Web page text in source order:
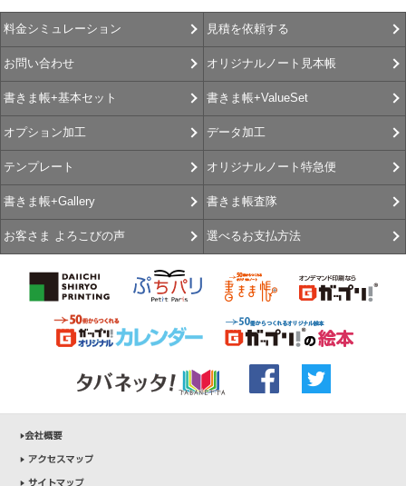
料金シミュレーション 見積を依頼する
お問い合わせ オリジナルノート見本帳
書きま帳+基本セット 書きま帳+ValueSet
オプション加工 データ加工
テンプレート オリジナルノート特急便
書きま帳+Gallery 書きま帳査隊
お客さま よろこびの声 選べるお支払方法